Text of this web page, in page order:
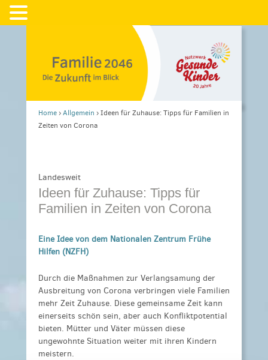
Home›Allgemein ›Ideen für Zuhause: Tipps für Familien in
Zeiten von Corona
Landesweit
Ideen für Zuhause: Tipps für
Familien in Zeiten von Corona
Eine Idee von dem Nationalen Zentrum Frühe
Hilfen (NZFH)
Durch die Maßnahmen zur Verlangsamung der
Ausbreitung von Corona verbringen viele Familien
mehr Zeit Zuhause. Diese gemeinsame Zeit kann
einerseits schön sein, aber auch Konfliktpotential
bieten. Mütter und Väter müssen diese
ungewohnte Situation weiter mit ihren Kindern
meistern.